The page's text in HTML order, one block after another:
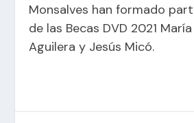
Monsalves han formado
de las Becas DVD 2021
Aguilera y Jesús Micó.